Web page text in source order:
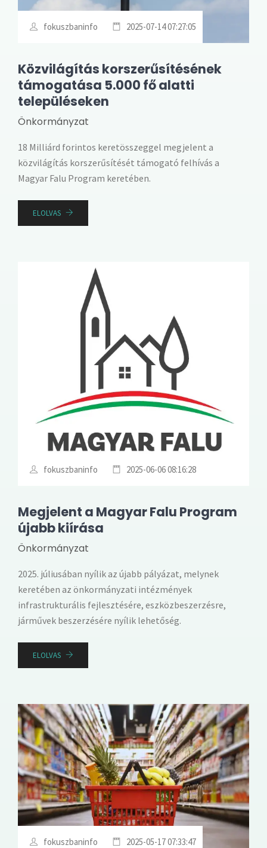
fokuszbaninfo 2025-07-14 07:27:05
Közvilágítás korszerűsítésének
támogatása 5.000 fő alatti
településeken
Önkormányzat
18 Milliárd forintos keretösszeggel megjelent a
közvilágítás korszerűsítését támogató felhívás a
Magyar Falu Program keretében.
ELOLVAS
fokuszbaninfo 2025-06-06 08:16:28
Megjelent a Magyar Falu Program
újabb kiírása
Önkormányzat
2025. júliusában nyílik az újabb pályázat, melynek
keretében az önkormányzati intézmények
infrastrukturális fejlesztésére, eszközbeszerzésre,
járművek beszerzésére nyílik lehetőség.
ELOLVAS
fokuszbaninfo 2025-05-17 07:33:47